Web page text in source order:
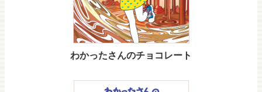
わかったさんのチョコレート